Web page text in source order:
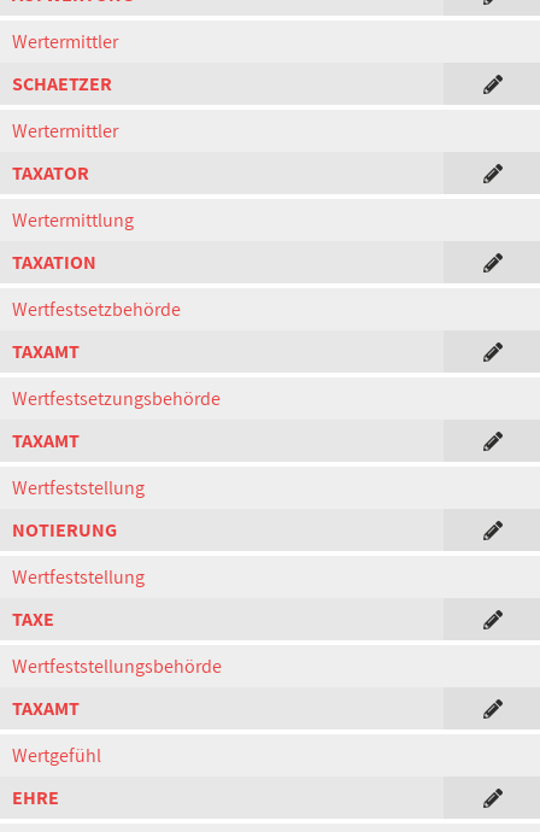
Wertermittler
SCHAETZER
Wertermittler
TAXATOR
Wertermittlung
TAXATION
Wertfestsetzbehörde
TAXAMT
Wertfestsetzungsbehörde
TAXAMT
Wertfeststellung
NOTIERUNG
Wertfeststellung
TAXE
Wertfeststellungsbehörde
TAXAMT
Wertgefühl
EHRE